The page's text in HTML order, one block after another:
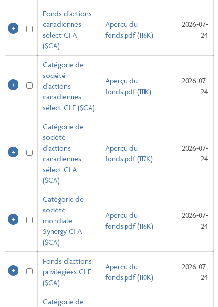
Fonds d'actions
canadiennes
sélect CI A
($CA)
Aperçu du
fonds.pdf (116K)
2026-07-
24
Catégorie de
société
d'actions
canadiennes
sélect CI F ($CA)
Aperçu du
fonds.pdf (111K)
2026-07-
24
Catégorie de
société
d'actions
canadiennes
sélect CI A
($CA)
Aperçu du
fonds.pdf (117K)
2026-07-
24
Catégorie de
société
mondiale
Synergy CI A
($CA)
Aperçu du
fonds.pdf (116K)
2026-07-
24
Fonds d'actions
privilégiées CI F
($CA)
Aperçu du
fonds.pdf (110K)
2026-07-
24
Catégorie de